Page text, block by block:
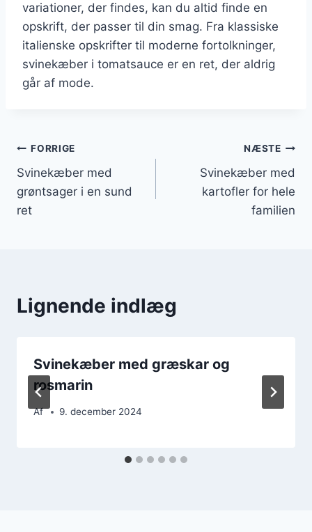
variationer, der findes, kan du altid finde en
opskrift, der passer til din smag. Fra klassiske
italienske opskrifter til moderne fortolkninger,
svinekæber i tomatsauce er en ret, der aldrig
går af mode.
Indlægsnavigation
FORRIGE
Svinekæber med
grøntsager i en sund
ret
NÆSTE
Svinekæber med
kartofler for hele
familien
Lignende indlæg
Svinekæber med græskar og
rosmarin
Af 9. december 2024